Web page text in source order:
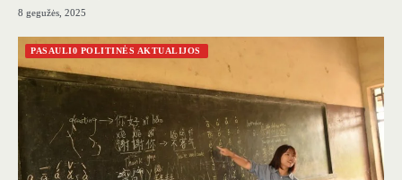
8 gegužės, 2025
PASAULI0 POLITINĖS AKTUALIJOS